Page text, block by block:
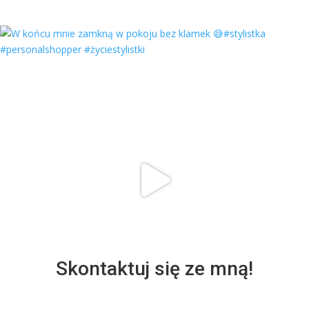
Skontaktuj się ze mną!